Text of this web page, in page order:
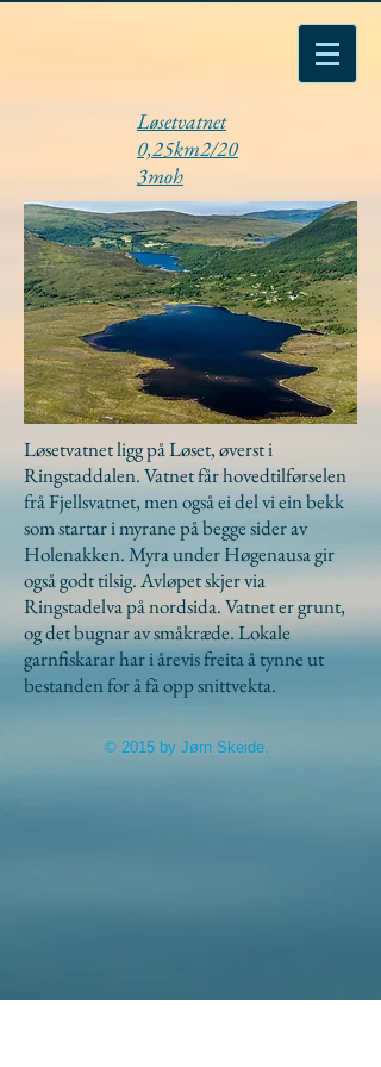
Løsetvatnet
0,25km2/20
3moh
Løsetvatnet ligg på Løset, øverst i
Ringstaddalen. Vatnet får hovedtilførselen
frå Fjellsvatnet, men også ei del vi ein bekk
som startar i myrane på begge sider av
Holenakken. Myra under Høgenausa gir
også godt tilsig. Avløpet skjer via
Ringstadelva på nordsida. Vatnet er grunt,
og det bugnar av småkræde. Lokale
garnfiskarar har i årevis freita å tynne ut
bestanden for å få opp snittvekta.
© 2015 by Jørn Skeide.